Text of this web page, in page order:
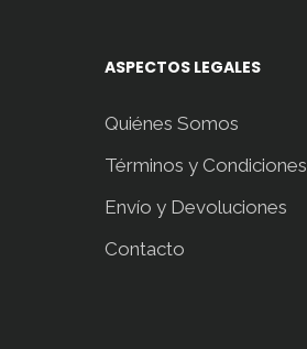
ASPECTOS LEGALES
Quiénes Somos
Términos y Condiciones
Envío y Devoluciones
Contacto